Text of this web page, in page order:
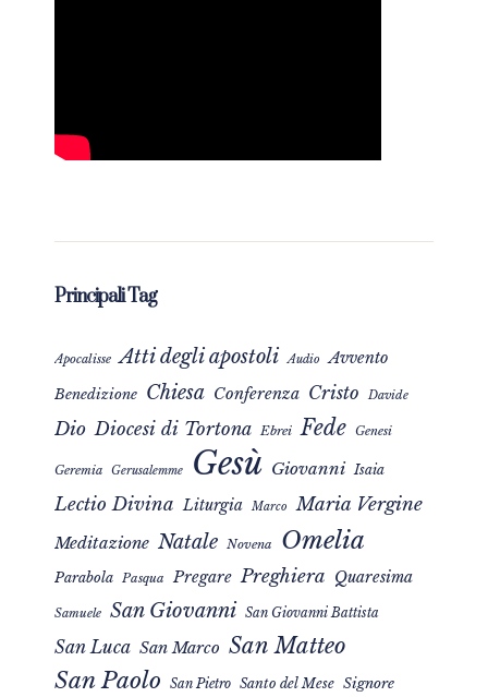
Principali Tag
Apocalisse Atti degli apostoli Audio Avvento
Benedizione Chiesa Conferenza Cristo Davide
Dio Diocesi di Tortona Ebrei Fede Genesi
Geremia Gerusalemme Gesù Giovanni Isaia
Lectio Divina Liturgia Marco Maria Vergine
Meditazione Natale Novena Omelia
Parabola Pasqua Pregare Preghiera Quaresima
Samuele San Giovanni San Giovanni Battista
San Luca San Marco San Matteo
San Paolo San Pietro Santo del Mese Signore